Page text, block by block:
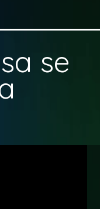
se